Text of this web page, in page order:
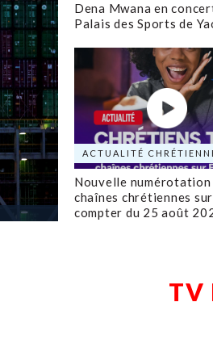
Dena Mwana en
Palais des Sports de
ACTUALITÉ
Nouvelle numérotation
chaînes chrétiennes
compter du 25 août
TV